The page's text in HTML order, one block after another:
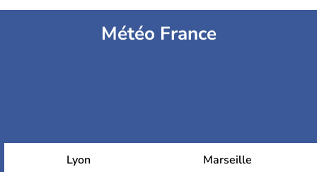
Météo France
Lyon Marseille